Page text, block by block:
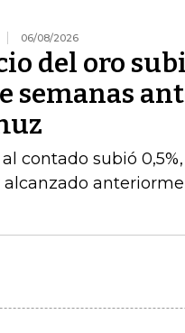
06/08/2026
del oro
semanas
contado subió
alcanzado